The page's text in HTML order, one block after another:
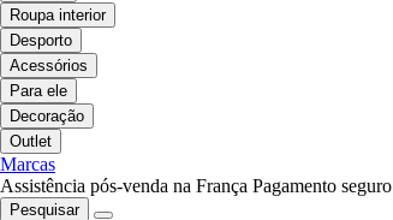
Roupa interior
Desporto
Acessórios
Para ele
Decoração
Outlet
Marcas
Assistência pós-venda na França Pagamento seguro
Pesquisar